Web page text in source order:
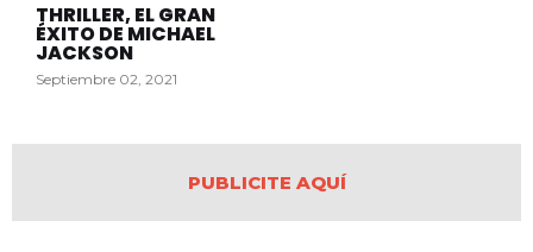
THRILLER, EL GRAN
ÉXITO DE MICHAEL
JACKSON
Septiembre 02, 2021
PUBLICITE AQUÍ